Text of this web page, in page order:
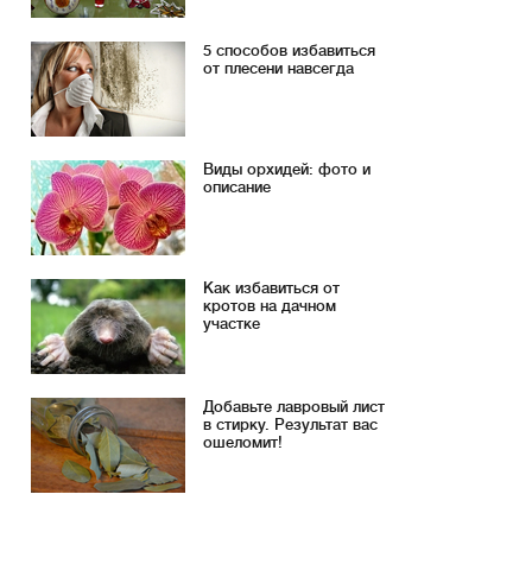
5 способов избавиться
от плесени навсегда
Виды орхидей: фото и
описание
Как избавиться от
кротов на дачном
участке
Добавьте лавровый лист
в стирку. Результат вас
ошеломит!